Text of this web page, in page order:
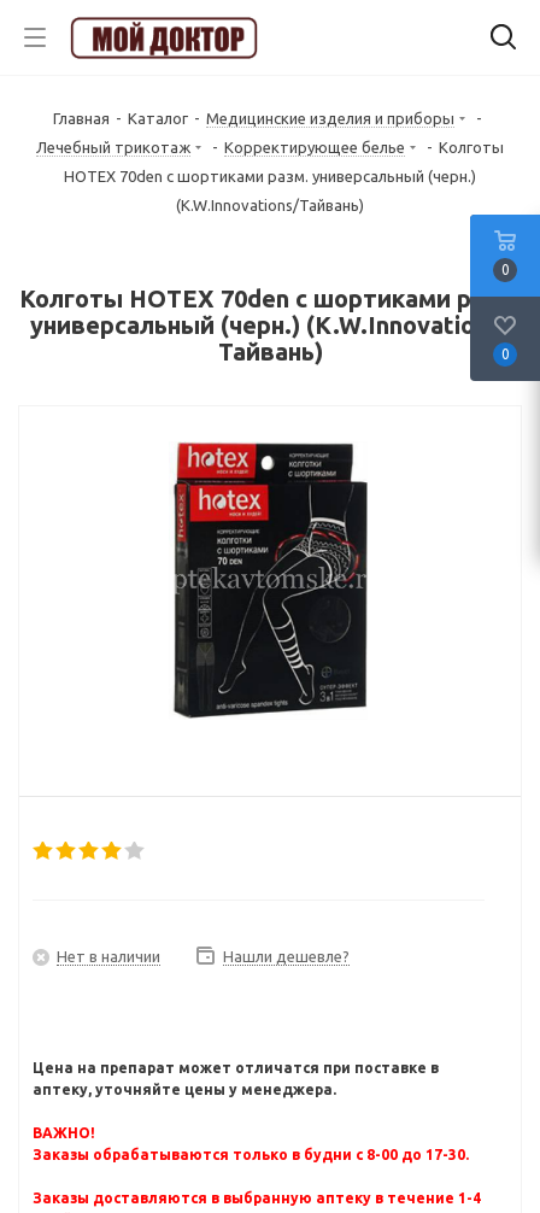
Главная - Каталог - Медицинские изделия и приборы
-
Лечебный трикотаж
- Корректирующее белье - Колготы
HOTEX 70den с шортиками разм. универсальный (черн.)
(K.W.Innovations/Тайвань)
Колготы HOTEX 70den с шортиками разм.
универсальный (черн.) (K.W.Innovations/
Тайвань)
Нет в наличии Нашли дешевле?
Цена на препарат может отличатся при поставке в
аптеку, уточняйте цены у менеджера.
ВАЖНО!
Заказы обрабатываются только в будни с 8-00 до 17-30.
Заказы доставляются в выбранную аптеку в течение 1-4
0
0